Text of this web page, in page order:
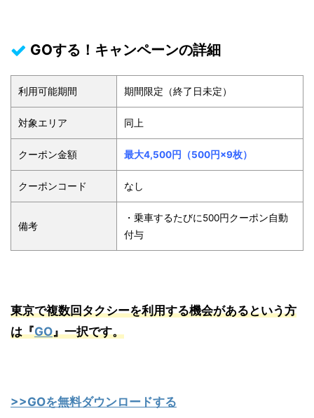
GOする！キャンペーンの詳細
利用可能期間 期間限定（終了日未定）
対象エリア 同上
クーポン金額 最大4,500円（500円×9枚）
クーポンコード なし
備考
・乗車するたびに500円クーポン自動
付与
東京で複数回タクシーを利用する機会があるという方
は『GO』一択です。
>>GOを無料ダウンロードする